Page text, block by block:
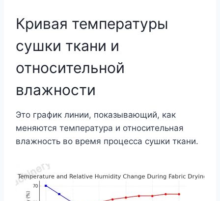
Кривая температуры
сушки ткани и
относительной
влажности
Это график линии, показывающий, как
меняются температура и относительная
влажность во время процесса сушки ткани.